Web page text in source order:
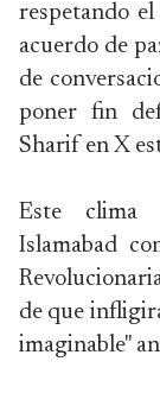
respetando
acuerdo de
de
poner fin
Sharif en X
Este clima
Islamabad
de que
imaginable"